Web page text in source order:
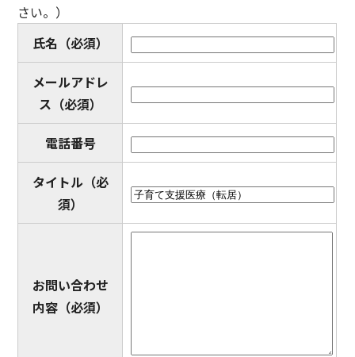
さい。）
氏名 （必須）
メールアドレ
ス （必須）
電話番号
タイトル （必
須）
お問い合わせ
内容（必須）